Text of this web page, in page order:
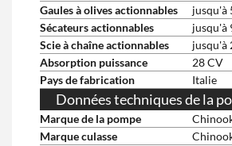
Gaules à olives actionnables
jusqu'à
Sécateurs actionnables
jusqu'à
Scie à chaîne actionnables
jusqu'à
Absorption puissance
28 CV
Pays de fabrication
Italie
Données techniques de la
Marque de la pompe
Marque culasse